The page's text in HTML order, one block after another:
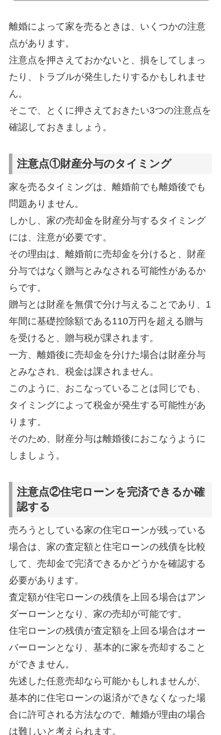
離婚によって家を売るときは、いくつかの注意
点があります。
注意点を押さえておかないと、損をしてしまっ
たり、トラブルが発生したりするかもしれませ
ん。
そこで、とくに押さえておきたい3つの注意点を
確認しておきましょう。
注意点①財産分与のタイミング
家を売るタイミングは、離婚前でも離婚後でも
問題ありません。
しかし、家の売却金を財産分与するタイミング
には、注意が必要です。
その理由は、離婚前に売却金を分けると、財産
分与ではなく贈与とみなされる可能性があるか
らです。
贈与とは財産を無償で分け与えることであり、1
年間に基礎控除額である110万円を超える贈与
を受けると、贈与税が課されます。
一方、離婚後に売却金を分けた場合は財産分与
とみなされ、税金は課されません。
このように、おこなっていることは同じでも、
タイミングによって税金が発生する可能性があ
ります。
そのため、財産分与は離婚後におこなうように
しましょう。
注意点②住宅ローンを完済できるか確
認する
売ろうとしている家の住宅ローンが残っている
場合は、家の査定額と住宅ローンの残債を比較
して、売却金で完済できるかどうかを確認する
必要があります。
査定額が住宅ローンの残債を上回る場合はアン
ダーローンとなり、家の売却が可能です。
住宅ローンの残債が査定額を上回る場合はオー
バーローンとなり、基本的に家を売却すること
ができません。
先述した任意売却なら可能かもしれませんが、
基本的に住宅ローンの返済ができなくなった場
合に許可される方法なので、離婚が理由の場合
は難しいと考えられます。